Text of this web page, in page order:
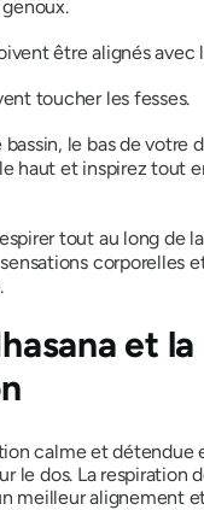
être alignés avec
toucher les fesses.
bassin, le bas de votre
haut et inspirez tout
tout au long de
corporelles
et la
calme et détendue
le dos. La respiration
meilleur alignement